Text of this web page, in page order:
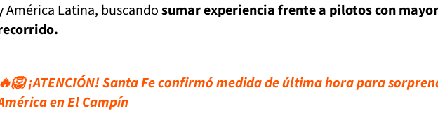
América Latina, buscandosumar experiencia frente a pilotos con mayor
🔥🦁 ¡ATENCIÓN! Santa Fe confirmó medida de última hora para
en El Campín